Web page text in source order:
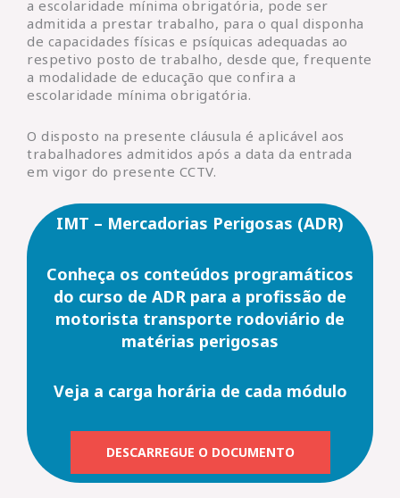
a escolaridade mínima obrigatória, pode ser
admitida a prestar trabalho, para o qual disponha
de capacidades físicas e psíquicas adequadas ao
respetivo posto de trabalho, desde que, frequente
a modalidade de educação que confira a
escolaridade mínima obrigatória.
O disposto na presente cláusula é aplicável aos
trabalhadores admitidos após a data da entrada
em vigor do presente CCTV.
IMT – Mercadorias Perigosas (ADR)
Conheça os conteúdos programáticos
do curso de ADR para a profissão de
motorista transporte rodoviário de
matérias perigosas
Veja a carga horária de cada módulo
DESCARREGUE O DOCUMENTO